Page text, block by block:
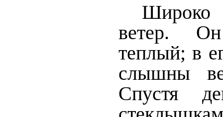
Широко
ветер.
теплый; в
слышны
Спустя